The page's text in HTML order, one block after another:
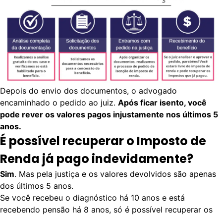
Depois do envio dos documentos, o advogado
encaminhado o pedido ao juiz. Após ficar isento, você
pode rever os valores pagos injustamente nos últimos 5
anos.
É possível recuperar o Imposto de
Renda já pago indevidamente?
Sim. Mas pela justiça e os valores devolvidos são apenas
dos últimos 5 anos.
Se você recebeu o diagnóstico há 10 anos e está
recebendo pensão há 8 anos, só é possível recuperar os